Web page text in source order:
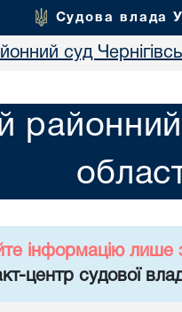
Судова влада
суд
районний
інформацію лише
центр судової